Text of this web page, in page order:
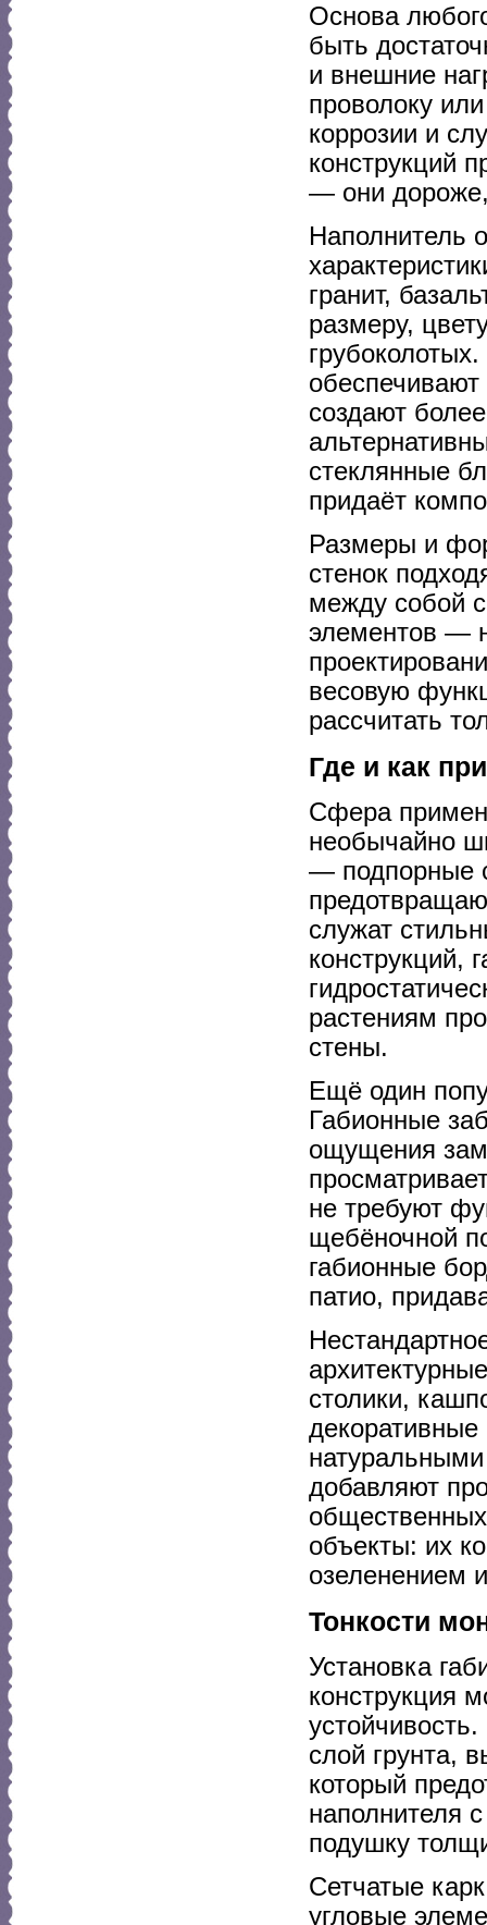
Основа
быть
и внешние
проволоку
коррозии и
конструкций
— они дороже,
Наполнитель
гранит,
размеру,
создают
стеклянные
придаёт
Размеры и
стенок
между собой
элементов —
весовую
рассчитать
Где и как
Сфера
необычайно
— подпорные
служат
конструкций,
растениям
стены.
Ещё один
Габионные
ощущения
не требуют
щебёночной
габионные
патио,
столики,
декоративные
добавляют
объекты: их
озеленением
Тонкости
Установка
конструкция
слой грунта,
который
наполнителя
подушку
Сетчатые
угловые